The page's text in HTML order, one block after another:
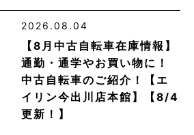
2026.08.04
【8月中古自転車在庫情報】
通勤・通学やお買い物に！
中古自転車のご紹介！【エ
イリン今出川店本館】【8/4
更新！】